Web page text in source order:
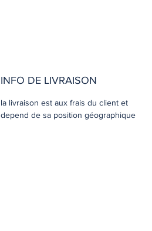
INFO DE LIVRAISON
la livraison est aux frais du client et
depend de sa position géographique